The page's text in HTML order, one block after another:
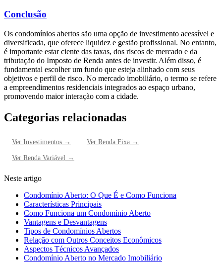
Conclusão
Os condomínios abertos são uma opção de investimento acessível e
diversificada, que oferece liquidez e gestão profissional. No entanto,
é importante estar ciente das taxas, dos riscos de mercado e da
tributação do Imposto de Renda antes de investir. Além disso, é
fundamental escolher um fundo que esteja alinhado com seus
objetivos e perfil de risco. No mercado imobiliário, o termo se refere
a empreendimentos residenciais integrados ao espaço urbano,
promovendo maior interação com a cidade.
Categorias relacionadas
Ver Investimentos → Ver Renda Fixa →
Ver Renda Variável →
Neste artigo
Condomínio Aberto: O Que É e Como Funciona
Características Principais
Como Funciona um Condomínio Aberto
Vantagens e Desvantagens
Tipos de Condomínios Abertos
Relação com Outros Conceitos Econômicos
Aspectos Técnicos Avançados
Condomínio Aberto no Mercado Imobiliário